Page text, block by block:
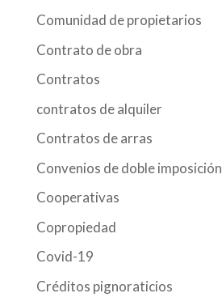
Comunidad de propietarios
Contrato de obra
Contratos
contratos de alquiler
Contratos de arras
Convenios de doble imposición
Cooperativas
Copropiedad
Covid-19
Créditos pignoraticios